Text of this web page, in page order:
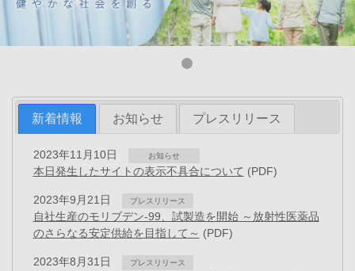
新着情報 お知らせ プレスリリース
2023年11月10日 お知らせ
本日発生したサイトの表示不具合について (PDF)
2023年9月21日 プレスリリース
自社生産のモリブデン-99、試製造を開始 ～放射性医薬品
のさらなる安定供給を目指して～ (PDF)
2023年8月31日 プレスリリース